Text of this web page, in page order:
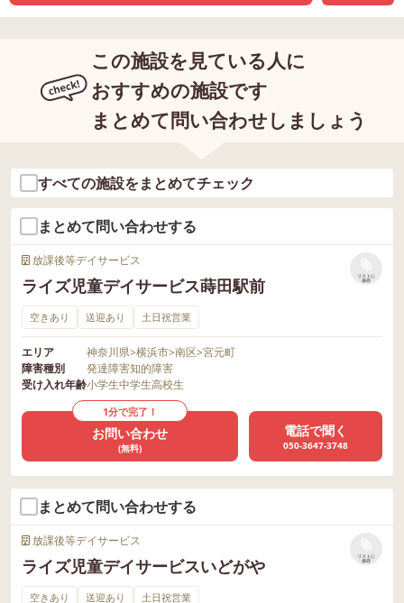
この施設を見ている人に
おすすめの施設です
まとめて問い合わせしましょう
すべての施設をまとめてチェック
まとめて問い合わせする
放課後等デイサービス
ライズ児童デイサービス蒔田駅前
リストに
保存
空きあり 送迎あり 土日祝営業
エリア 神奈川県>横浜市>南区>宮元町
障害種別
発達障害知的障害
受け入れ年齢小学生中学生高校生
1分で完了！
お問い合わせ
(無料)
電話で聞く
050-3647-3748
まとめて問い合わせする
放課後等デイサービス
ライズ児童デイサービスいどがや
リストに
保存
空きあり 送迎あり 土日祝営業